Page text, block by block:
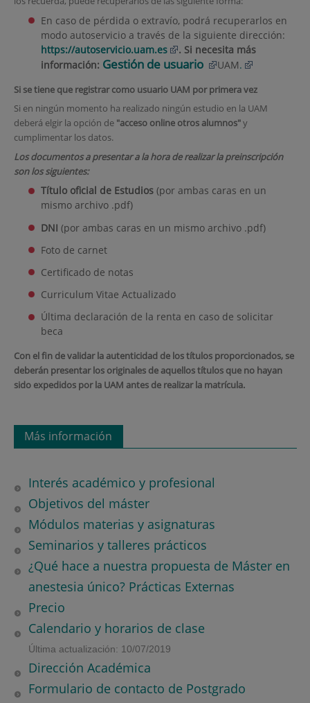
En caso de pérdida o extravío, podrá recuperarlos en
modo autoservicio a través de la siguiente dirección:
https://autoservicio.uam.es
. Si necesita más
información: Gestión de usuario UAM.
Si se tiene que registrar como usuario UAM por primera vez
Si en ningún momento ha realizado ningún estudio en la UAM
deberá elgir la opción de "acceso online otros alumnos"y
cumplimentar los datos.
Los documentos a presentar a la hora de realizar la preinscripción
son los siguientes:
Título oficial de Estudios (por ambas caras en un
mismo archivo .pdf)
DNI (por ambas caras en un mismo archivo .pdf)
Foto de carnet
Certificado de notas
Curriculum Vitae Actualizado
Última declaración de la renta en caso de solicitar
beca
Con el fin de validar la autenticidad de los títulos proporcionados, se
deberán presentar los originales de aquellos títulos que no hayan
sido expedidos por la UAM antes de realizar la matrícula.
Más información
Interés académico y profesional
Objetivos del máster
Módulos materias y asignaturas
Seminarios y talleres prácticos
¿Qué hace a nuestra propuesta de Máster en
anestesia único? Prácticas Externas
Precio
Calendario y horarios de clase
Última actualización: 10/07/2019
Dirección Académica
Formulario de contacto de Postgrado